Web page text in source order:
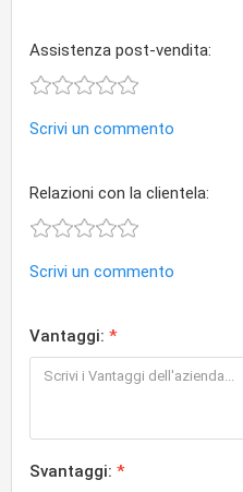
Assistenza post-vendita:
Scrivi un commento
Relazioni con la clientela:
Scrivi un commento
Vantaggi:
Svantaggi: